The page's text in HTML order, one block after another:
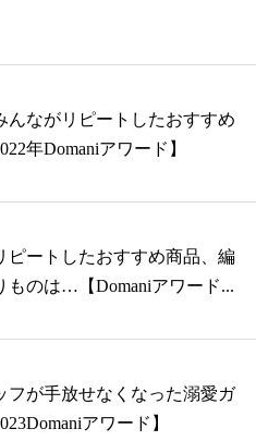
んながリピートしたおすすめ
年Domaniアワード】
ピートしたおすすめ商品、編
ものは…【Domaniアワード...
フが手放せなくなった溺愛ガ
アワード】